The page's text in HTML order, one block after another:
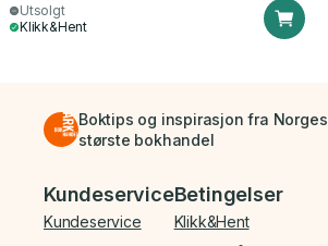
Utsolgt
Klikk&Hent
Boktips og inspirasjon fra Norges
største bokhandel
Bunnmeny
Kundeservice
Kundeservice
Betingelser
Klikk&Hent